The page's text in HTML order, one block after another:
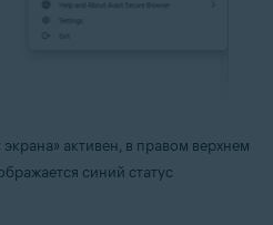
активен, в правом верхнем
синий статус